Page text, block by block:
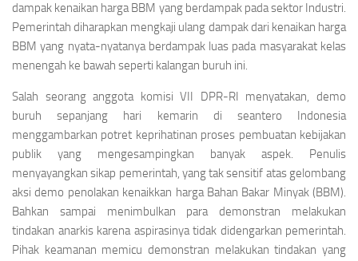
dampak kenaikan harga BBM yang berdampak pada sektor Industri.
Pemerintah diharapkan mengkaji ulang dampak dari kenaikan harga
BBM yang nyata-nyatanya berdampak luas pada masyarakat kelas
menengah ke bawah seperti kalangan buruh ini.
Salah seorang anggota komisi VII DPR-RI menyatakan, demo
buruh sepanjang hari kemarin di seantero Indonesia
menggambarkan potret keprihatinan proses pembuatan kebijakan
publik yang mengesampingkan banyak aspek. Penulis
menyayangkan sikap pemerintah, yang tak sensitif atas gelombang
aksi demo penolakan kenaikkan harga Bahan Bakar Minyak (BBM).
Bahkan sampai menimbulkan para demonstran melakukan
tindakan anarkis karena aspirasinya tidak didengarkan pemerintah.
Pihak keamanan memicu demonstran melakukan tindakan yang